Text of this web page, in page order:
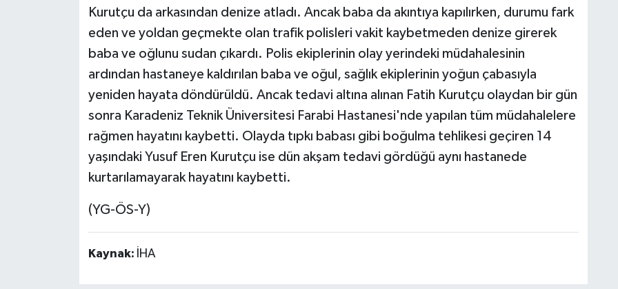
Kurutçu da arkasından denize atladı. Ancak baba da akıntıya kapılırken, durumu fark
eden ve yoldan geçmekte olan trafik polisleri vakit kaybetmeden denize girerek
baba ve oğlunu sudan çıkardı. Polis ekiplerinin olay yerindeki müdahalesinin
ardından hastaneye kaldırılan baba ve oğul, sağlık ekiplerinin yoğun çabasıyla
yeniden hayata döndürüldü. Ancak tedavi altına alınan Fatih Kurutçu olaydan bir gün
sonra Karadeniz Teknik Üniversitesi Farabi Hastanesi'nde yapılan tüm müdahalelere
rağmen hayatını kaybetti. Olayda tıpkı babası gibi boğulma tehlikesi geçiren 14
yaşındaki Yusuf Eren Kurutçu ise dün akşam tedavi gördüğü aynı hastanede
kurtarılamayarak hayatını kaybetti.
(YG-ÖS-Y)
Kaynak: İHA